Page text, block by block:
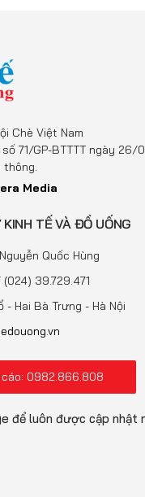
Chè Việt Nam
71/GP-BTTTT ngày
thông.
Media
TẾ VÀ ĐỒ UỐNG
Quốc Hùng
39.729.471
- Hai Bà Trưng - Hà Nội
0982.866.808
để luôn được cập nhật